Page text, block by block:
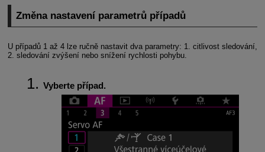
Změna nastavení parametrů případů
U případů 1 až 4 lze ručně nastavit dva parametry: 1. citlivost sledování,
2. sledování zvýšení nebo snížení rychlosti pohybu.
Vyberte případ.